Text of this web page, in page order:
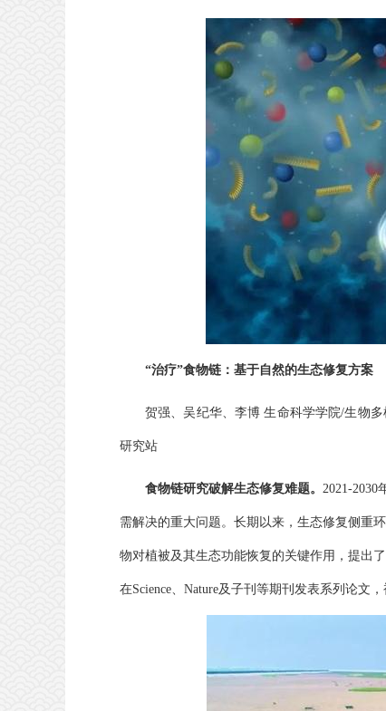
“治疗”食物链：基于自然的生态修复方案
贺强、吴纪华、李博生命科学学院/生物
研究站
食物链研究破解生态修复难题。 2021-2030
需解决的重大问题。长期以来，生态修复侧重
物对植被及其生态功能恢复的关键作用，提出
在Science、Nature及子刊等期刊发表系列论文